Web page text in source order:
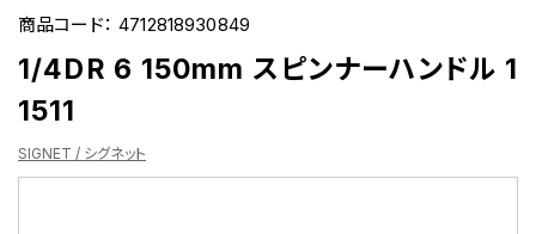
商品コード：4712818930849
1/4DR 6 150mm スピンナーハンドル 1
1511
SIGNET / シグネット